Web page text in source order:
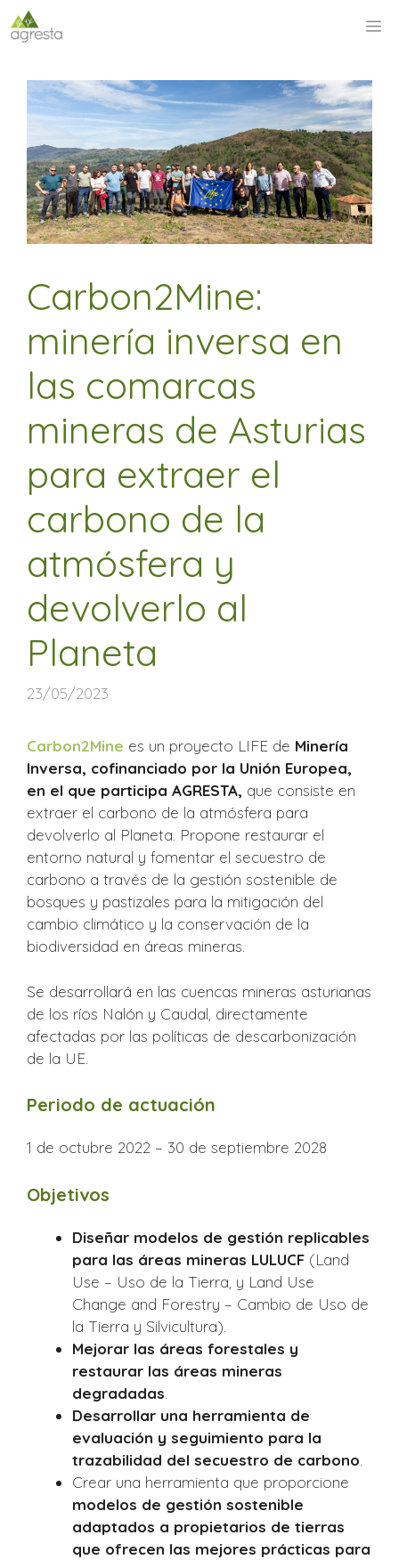
Saltar
al
Carbon2Mine:
minería inversa en
las comarcas
mineras de Asturias
para extraer el
carbono de la
atmósfera y
devolverlo al
Planeta
23/05/2023
Carbon2Mine es un proyecto LIFE de Minería
Inversa, cofinanciado por la Unión Europea,
en el que participa AGRESTA, que consiste en
extraer el carbono de la atmósfera para
devolverlo al Planeta. Propone restaurar el
entorno natural y fomentar el secuestro de
carbono a través de la gestión sostenible de
bosques y pastizales para la mitigación del
cambio climático y la conservación de la
biodiversidad en áreas mineras.
Se desarrollará en las cuencas mineras asturianas
de los ríos Nalón y Caudal, directamente
afectadas por las políticas de descarbonización
de la UE.
Periodo de actuación
1 de octubre 2022 – 30 de septiembre 2028
Objetivos
Diseñar modelos de gestión replicables
para las áreas mineras LULUCF (Land
Use – Uso de la Tierra, y Land Use
Change and Forestry – Cambio de Uso de
la Tierra y Silvicultura).
Mejorar las áreas forestales y
restaurar las áreas mineras
degradadas
Desarrollar una herramienta de
evaluación y seguimiento para la
trazabilidad del secuestro de carbono
Crear una herramienta que proporcione
modelos de gestión sostenible
adaptados a propietarios de tierras
que ofrecen las mejores prácticas para